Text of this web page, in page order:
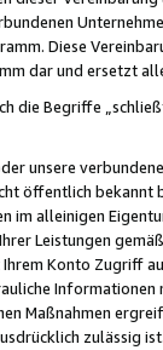
Diese
dar und ersetzt
die Begriffe
unsere
öffentlich
im alleinigen
Leistungen
Ihrem Konto
Maßnahmen
zulässig